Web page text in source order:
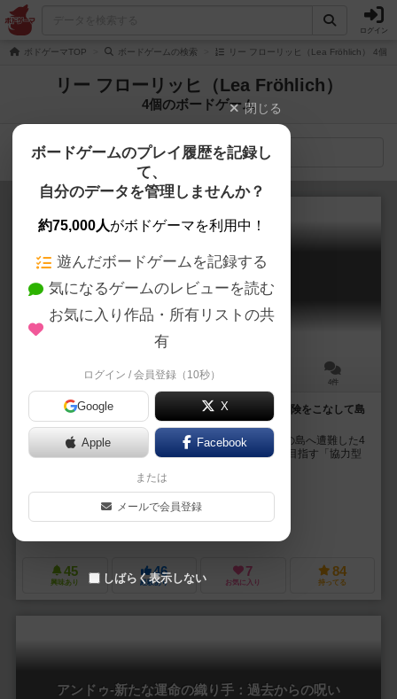
ログイン
ボドゲーマTOP ボードゲームの検索 リー フローリッヒ（Lea Fröhlich） 4個
リー フローリッヒ（Lea Fröhlich）
4個のボードゲーム
検索メニュー
アドベンチャー・アイランド
Adventure Island
45～90分 4件
流れ着いた島では全てが手探り。互いに協力し5つの冒険をこなして島
を脱出しよう！
プレイヤーはインドに向かう途中で船が転覆し、不毛の島へ遭難した4
人の男女となり、 互いに協力しながら島からの脱出を目指す「協力型
ミヒャエル・パルム（Michael Palm）
ルカス・ツァッハ（Lukas
リー・フローリッヒ（Lea Fröhlich）
45
興味あり
46
経験あり
7
お気に入り
84
持ってる
アンドゥ-新たな運命の織り手：過去からの呪い
閉じる
ボードゲームのプレイ履歴を記録し
て、
自分のデータを管理しませんか？
約75,000人がボドゲーマを利用中！
遊んだボードゲームを記録する
気になるゲームのレビューを読む
お気に入り作品・所有リストの共
有
ログイン / 会員登録（10秒）
Google X
Apple Facebook
または
メールで会員登録
しばらく表示しない